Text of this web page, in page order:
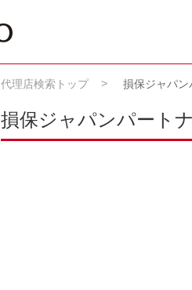
代理店検索トップ 損保ジャパ
損保ジャパンパート